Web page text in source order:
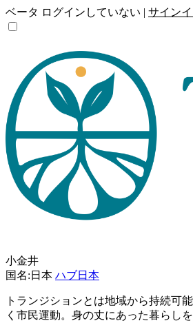
ベータ ログインしていない | サイン
小金井
国名:日本 ハブ日本
トランジションとは地域から持続可
く市民運動。身の丈にあった暮らし